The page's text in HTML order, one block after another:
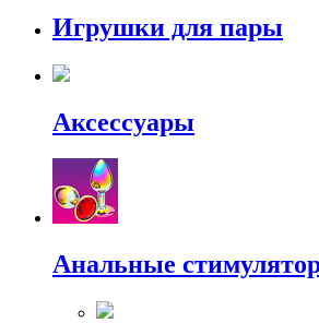
Игрушки для пары
Аксессуары
Анальные